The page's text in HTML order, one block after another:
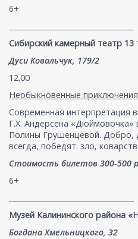
6+
Сибирский камерный театр 13
Дуси Ковальчук, 179/2
12.00
Необыкновенные
Современная интерпретация
Г.Х. Андерсена «Дюймовочка»
Полины Грушенцевой. Добро,
всегда, победят: зло,
Стоимость билетов 300-500
6+
Музей Калининского района
Богдана Хмельницкого, 32